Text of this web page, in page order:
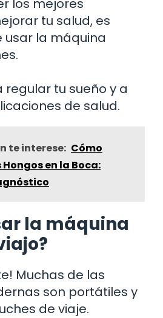
los mejores
tu salud, es
la máquina
regular tu sueño y a
de salud.
te interese: Cómo
Hongos en la Boca:
la máquina
Muchas de las
son portátiles y
de viaje.